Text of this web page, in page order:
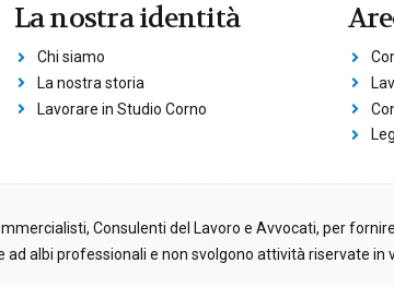
La nostra identità
Chi siamo
La nostra storia
Lavorare in Studio Corno
Consulenti del Lavoro e Avvocati, per
albi professionali e non svolgono attività riservate in